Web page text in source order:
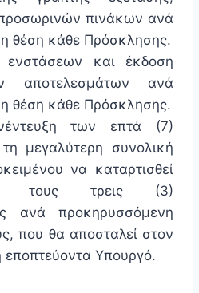
πινάκων ανά
θέση κάθε Πρόσκλησης.
ενστάσεων και έκδοση
αποτελεσμάτων ανά
θέση κάθε Πρόσκλησης.
των επτά (7)
μεγαλύτερη συνολική
να καταρτισθεί
τους τρεις (3)
ανά προκηρυσσόμενη
που θα αποσταλεί στον
Υπουργό.